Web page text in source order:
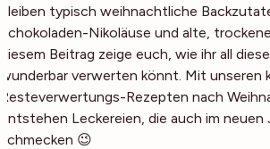
bleiben typisch weihnachtliche
Schokoladen-Nikoläuse und alte,
diesem Beitrag zeige euch, wie ihr all
wunderbar verwerten könnt. Mit unseren
Resteverwertungs-Rezepten nach
entstehen Leckereien, die auch im
schmecken 😉